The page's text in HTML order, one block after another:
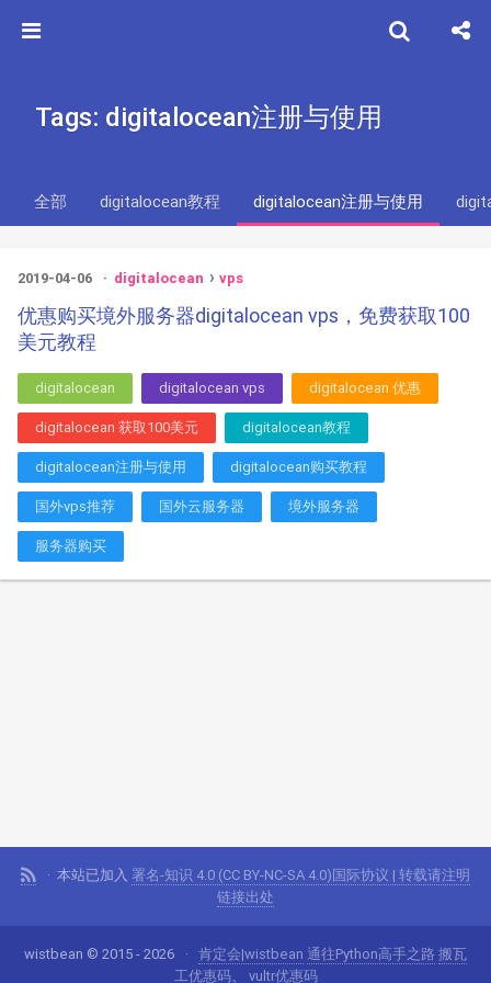
Tags: digitalocean注册与使用
全部 digitalocean教程 digitalocean注册与使用
2019-04-06 digitalocean vps
优惠购买境外服务器digitalocean vps，免费获取100
美元教程
digitalocean digitalocean vps digitalocean 优惠
digitalocean 获取100美元 digitalocean教程
digitalocean注册与使用 digitalocean购买教程
国外vps推荐 国外云服务器 境外服务器
服务器购买
本站已加入 署名-知识 4.0 (CC BY-NC-SA 4.0)国际协议 | 转载请注明
链接出处
wistbean © 2015 - 2026 肯定会|wistbean 通往Python高手之路 搬瓦
工优惠码、 vultr优惠码